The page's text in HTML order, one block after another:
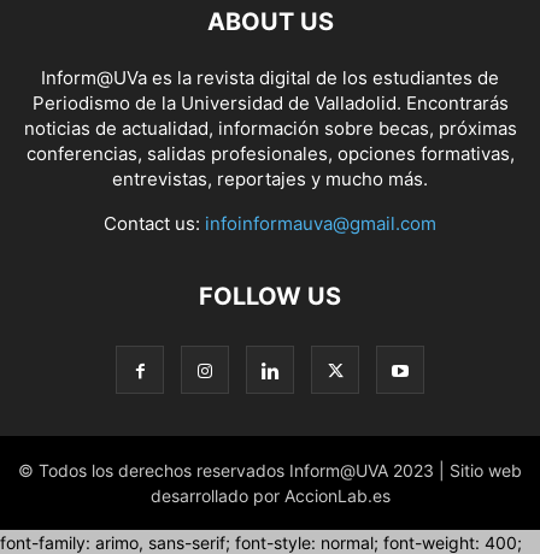
ABOUT US
Inform@UVa es la revista digital de los estudiantes de
Periodismo de la Universidad de Valladolid. Encontrarás
noticias de actualidad, información sobre becas, próximas
conferencias, salidas profesionales, opciones formativas,
entrevistas, reportajes y mucho más.
Contact us: infoinformauva@gmail.com
FOLLOW US
© Todos los derechos reservados Inform@UVA 2023 | Sitio web
desarrollado por AccionLab.es
font-family: arimo, sans-serif; font-style: normal; font-weight: 400;